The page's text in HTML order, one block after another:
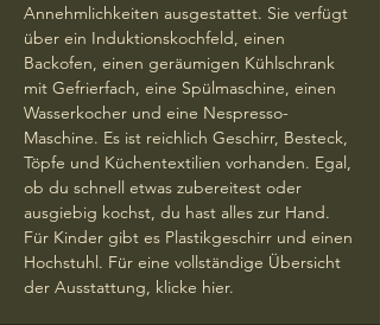
Annehmlichkeiten ausgestattet. Sie verfügt
über ein Induktionskochfeld, einen
Backofen, einen geräumigen Kühlschrank
mit Gefrierfach, eine Spülmaschine, einen
Wasserkocher und eine Nespresso-
Maschine. Es ist reichlich Geschirr, Besteck,
Töpfe und Küchentextilien vorhanden. Egal,
ob du schnell etwas zubereitest oder
ausgiebig kochst, du hast alles zur Hand.
Für Kinder gibt es Plastikgeschirr und einen
Hochstuhl. Für eine vollständige Übersicht
der Ausstattung, klicke hier.